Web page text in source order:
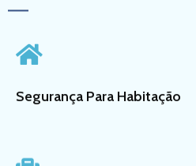
Segurança Para Habitação